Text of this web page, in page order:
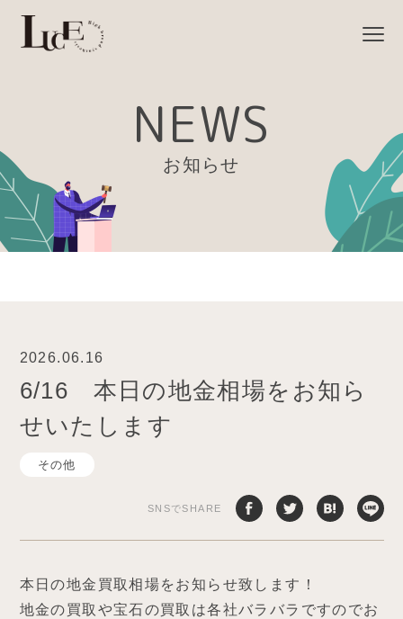
NEWS
お知らせ
2026.06.16
6/16 本日の地金相場をお知ら
せいたします
その他
SNSでSHARE
本日の地金買取相場をお知らせ致します！
地金の買取や宝石の買取は各社バラバラですのでお